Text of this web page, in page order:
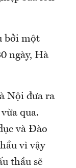
bởi một
ngày, Hà
Nội đưa ra
qua.
và Đào
vì vậy
thầu sẽ